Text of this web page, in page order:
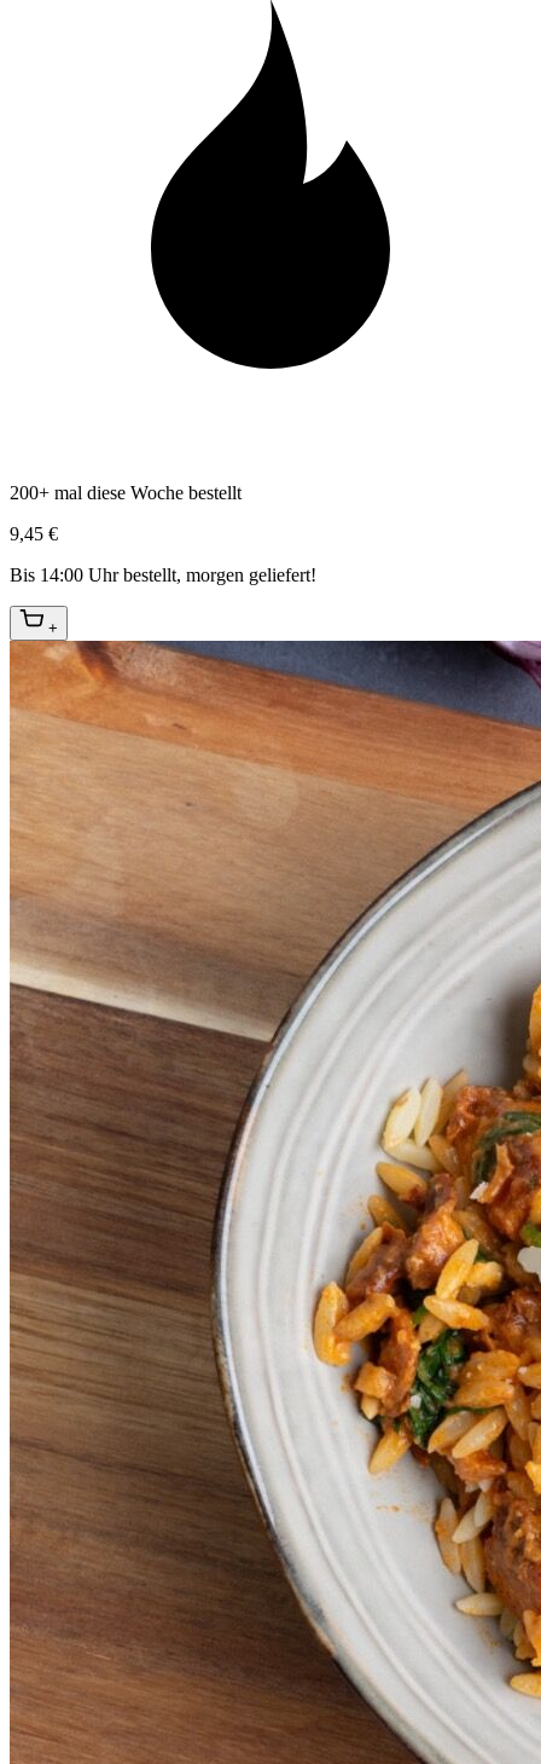
200+ mal diese Woche bestellt
9,45 €
Bis 14:00 Uhr bestellt, morgen geliefert!
+